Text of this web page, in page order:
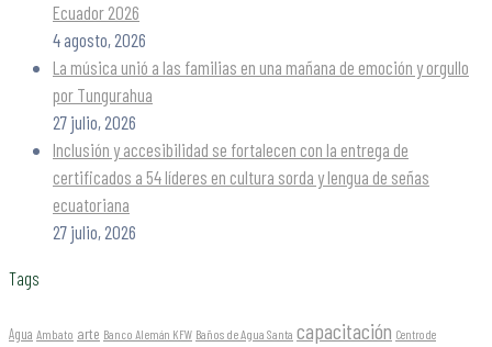
Ecuador 2026
4 agosto, 2026
La música unió a las familias en una mañana de emoción y orgullo
por Tungurahua
27 julio, 2026
Inclusión y accesibilidad se fortalecen con la entrega de
certificados a 54 líderes en cultura sorda y lengua de señas
ecuatoriana
27 julio, 2026
Tags
Agua Ambato arte Banco Alemán KFW Baños de Agua Santa capacitación Centro de